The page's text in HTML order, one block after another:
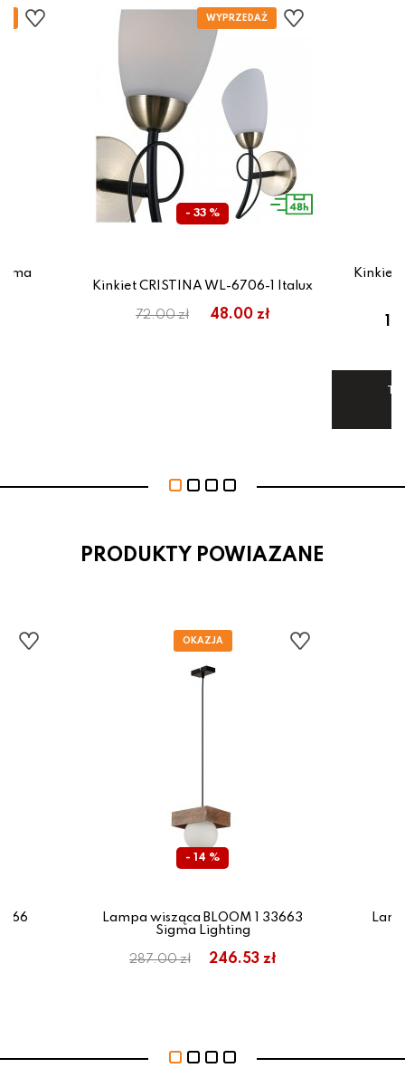
- 33 %
Kinkiet CRISTINA WL-6706-1 Italux
72.00 zł 48.00 zł
Kinkiet
PRODUKTY POWIAZANE
- 14 %
Lampa wisząca BLOOM 1 33663
Sigma Lighting
287.00 zł 246.53 zł